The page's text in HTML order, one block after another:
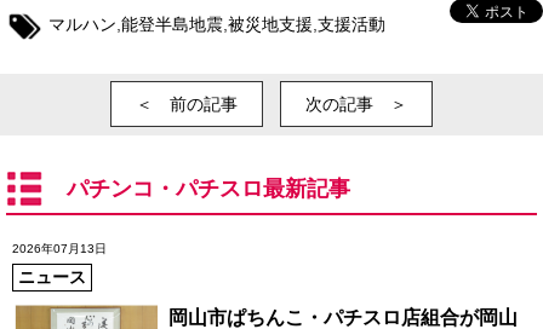
マルハン 能登半島地震 被災地支援 支援活動
＜ 前の記事 次の記事 ＞
パチンコ・パチスロ最新記事
2026年07月13日
ニュース
岡山市ぱちんこ・パチスロ店組合が岡山